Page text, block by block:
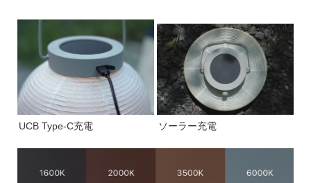
UCB Type-C充電 ソーラー充電